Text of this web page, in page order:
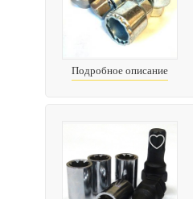
Подробное описание